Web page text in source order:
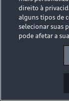
direito à
alguns tipos de
selecionar suas
pode afetar a